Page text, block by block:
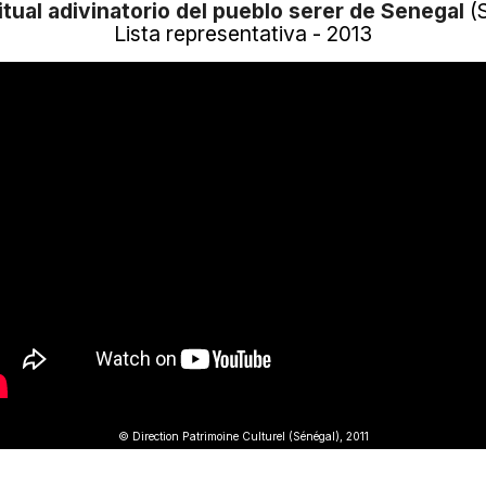
adivinatorio del pueblo serer de Senegal
Lista representativa - 2013
© Direction Patrimoine Culturel (Sénégal), 2011